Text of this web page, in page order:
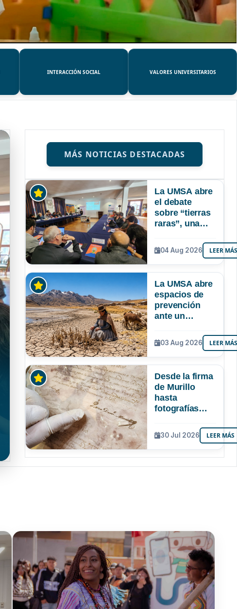
INTERACCIÓN SOCIAL VALORES UNIVERSITARIOS
MÁS NOTICIAS DESTACADAS
La UMSA abre
el debate
sobre “tierras
raras”, una
mineral que
Bolivia aún no
explora ni
04 Aug 2026 LEER
La UMSA abre
espacios de
prevención
ante un
Niño que
podría superar
a los tres
Bolivia
03 Aug 2026 LEER
Desde la firma
de Murillo
hasta
fotografías
UMSA
resguarda 6
joyas de la
30 Jul 2026 LEER MÁS